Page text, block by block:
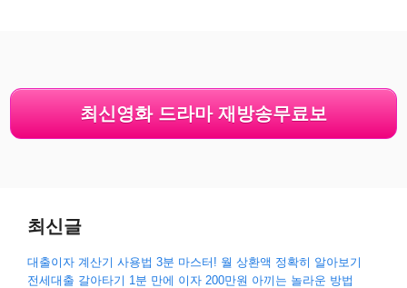
최신영화 드라마 재방송무료보
최신글
대출이자 계산기 사용법 3분 마스터! 월 상환액 정확히 알아보기
전세대출 갈아타기 1분 만에 이자 200만원 아끼는 놀라운 방법